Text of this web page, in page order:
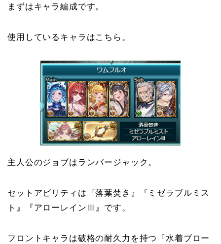
まずはキャラ編成です。
使用しているキャラはこちら。
主人公のジョブはランバージャック。
セットアビリティは『落葉焚き』『ミゼラブルミス
ト』『アローレインⅢ』です。
フロントキャラは破格の耐久力を持つ『水着ブロー